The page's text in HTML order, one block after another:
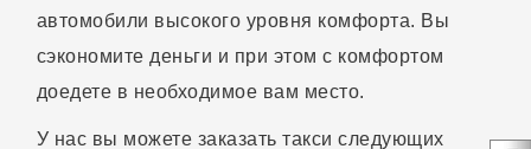
автомобили высокого уровня комфорта. Вы
сэкономите деньги и при этом с комфортом
доедете в необходимое вам место.
У нас вы можете заказать такси следующих